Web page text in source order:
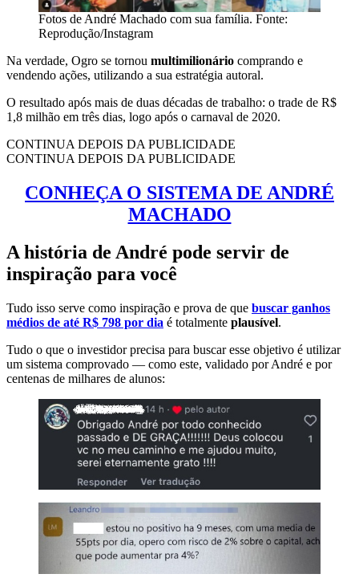
Fotos de André Machado com sua família. Fonte:
Reprodução/Instagram
Na verdade, Ogro se tornou multimilionário comprando e
vendendo ações, utilizando a sua estratégia autoral.
O resultado após mais de duas décadas de trabalho: o trade de R$
1,8 milhão em três dias, logo após o carnaval de 2020.
CONTINUA DEPOIS DA PUBLICIDADE
CONTINUA DEPOIS DA PUBLICIDADE
CONHEÇA O SISTEMA DE ANDRÉ
MACHADO
A história de André pode servir de
inspiração para você
Tudo isso serve como inspiração e prova de que buscar ganhos
médios de até R$ 798 por dia é totalmente plausível.
Tudo o que o investidor precisa para buscar esse objetivo é utilizar
um sistema comprovado — como este, validado por André e por
centenas de milhares de alunos: